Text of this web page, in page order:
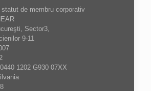
de membru corporativ
Sector3,
9-11
1202 G930 07XX